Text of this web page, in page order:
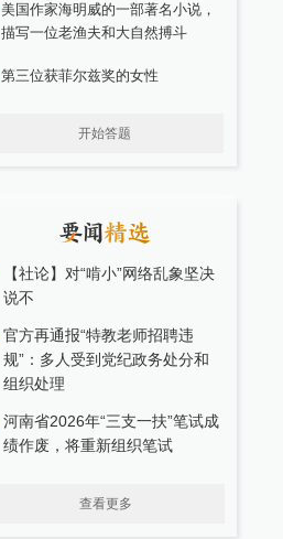
美国作家海明威的一部著名小说，
描写一位老渔夫和大自然搏斗
第三位获菲尔兹奖的女性
开始答题
【社论】对“啃小”网络乱象坚决
说不
官方再通报“特教老师招聘违
规”：多人受到党纪政务处分和
组织处理
河南省2026年“三支一扶”笔试成
绩作废，将重新组织笔试
查看更多